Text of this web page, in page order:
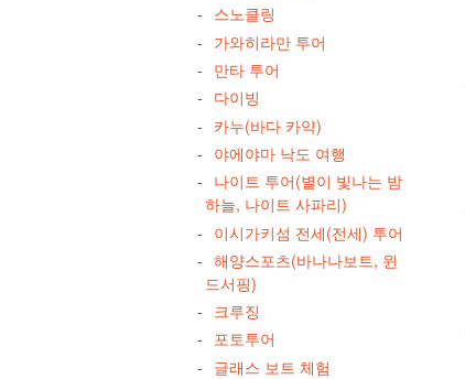
스노클링
가와히라만 투어
만타 투어
다이빙
카누(바다 카약)
야에야마 낙도 여행
나이트 투어(별이 빛나는 밤
하늘, 나이트 사파리)
이시가키섬 전세(전세) 투어
해양스포츠(바나나보트, 윈
드서핑)
크루징
포토투어
글래스 보트 체험